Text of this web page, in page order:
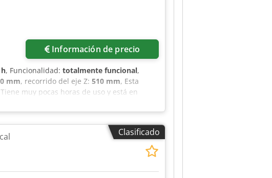
Información de precio
, Funcionalidad: totalmente funcional,
mm, recorrido del eje Z: 510 mm, Esta
muy pocas horas de uso y está en
Fabricante: MAZAK Modelo: VCN 530 C
los soportes y el tornillo de banco no están
especificaciones de la máquina.
Clasificado